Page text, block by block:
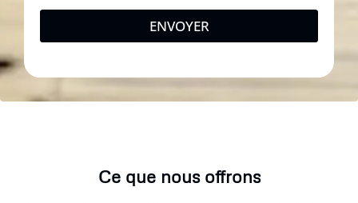
ENVOYER
Ce que nous offrons